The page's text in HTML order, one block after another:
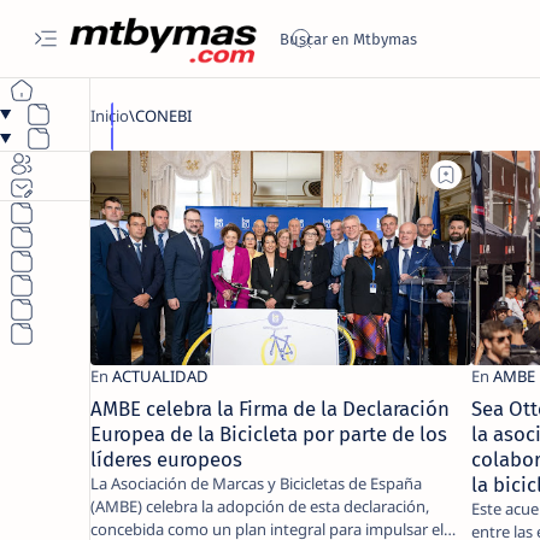
AMBE celebra la Firma de la Declaración
Europea de la Bicicleta por parte de los
líderes europeos
La Asociación de Marcas y Bicicletas de España
(AMBE) celebra la adopción de esta declaración,
concebida como un plan integral para impulsar el
Sea
la
la
Este
entre las